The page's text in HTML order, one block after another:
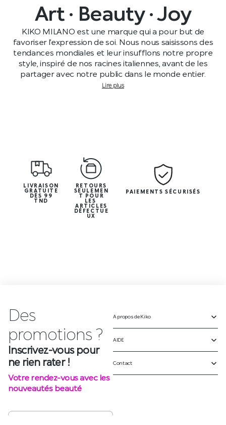
Art · Beauty · Joy
KIKO MILANO est une marque qui a pour but de
favoriser l’expression de soi. Nous nous saisissons des
tendances mondiales et leur insufflons notre propre
style, inspiré de nos racines italiennes, avant de les
partager avec notre public dans le monde entier.
Lire plus
LIVRAISON
GRATUITE
DÈS 99
TND
RETOURS
SEULEMEN
T POUR
LES
ARTICLES
DÉFECTUE
UX
PAIEMENTS SÉCURISÉS
Des
promotions ?
Inscrivez-vous pour
ne rien rater !
Votre rendez-vous avec les
nouveautés beauté
A propos de Kiko
AIDE
Contact